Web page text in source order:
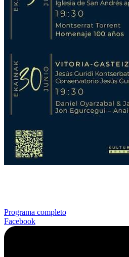
Programa completo
Facebook